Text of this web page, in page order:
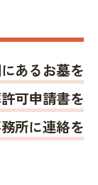
あるお墓を
可申請書を
所に連絡を